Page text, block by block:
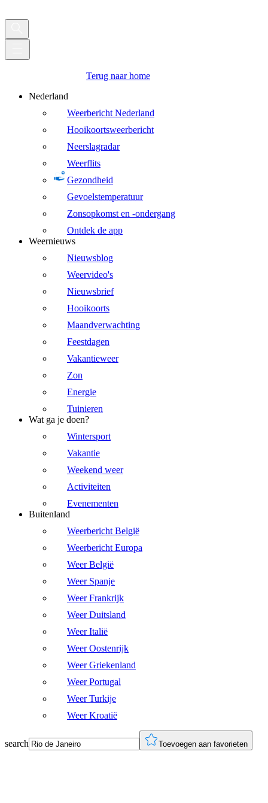
Terug naar home
Nederland
Weerbericht Nederland
Hooikoortsweerbericht
Neerslagradar
Weerflits
Gezondheid
Gevoelstemperatuur
Zonsopkomst en -ondergang
Ontdek de app
Weernieuws
Nieuwsblog
Weervideo's
Nieuwsbrief
Hooikoorts
Maandverwachting
Feestdagen
Vakantieweer
Zon
Energie
Tuinieren
Wat ga je doen?
Wintersport
Vakantie
Weekend weer
Activiteiten
Evenementen
Buitenland
Weerbericht België
Weerbericht Europa
Weer België
Weer Spanje
Weer Frankrijk
Weer Duitsland
Weer Italië
Weer Oostenrijk
Weer Griekenland
Weer Portugal
Weer Turkije
Weer Kroatië
search Toevoegen aan favorieten